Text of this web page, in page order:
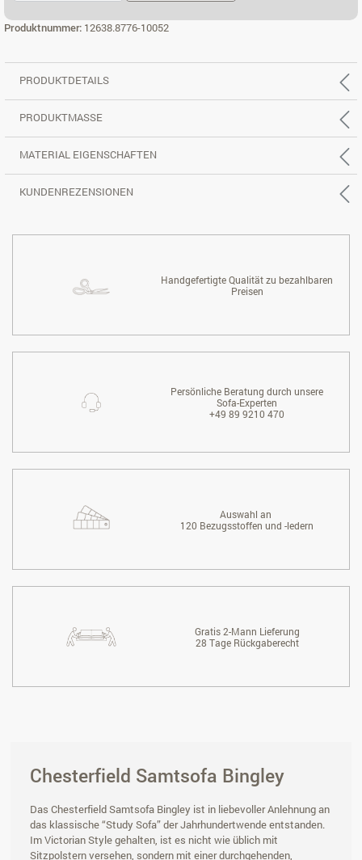
Produktnummer: 12638.8776-10052
PRODUKTDETAILS
PRODUKTMASSE
MATERIAL EIGENSCHAFTEN
KUNDENREZENSIONEN
Handgefertigte Qualität zu bezahlbaren
Preisen
Persönliche Beratung durch unsere
Sofa-Experten
+49 89 9210 470
Auswahl an
120 Bezugsstoffen und -ledern
Gratis 2-Mann Lieferung
28 Tage Rückgaberecht
Chesterfield Samtsofa Bingley
Das Chesterfield Samtsofa Bingley ist in liebevoller Anlehnung an
das klassische “Study Sofa” der Jahrhundertwende entstanden.
Im Victorian Style gehalten, ist es nicht wie üblich mit
Sitzpolstern versehen, sondern mit einer durchgehenden,